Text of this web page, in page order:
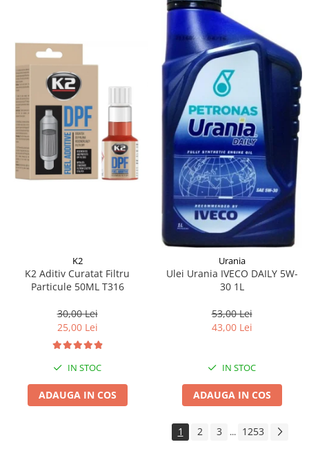
K2
K2 Aditiv Curatat Filtru
Particule 50ML T316
30,00 Lei
25,00 Lei
IN STOC
ADAUGA IN COS
Urania
Ulei Urania IVECO DAILY 5W-
30 1L
53,00 Lei
43,00 Lei
IN STOC
ADAUGA IN COS
1 2 3 ... 1253